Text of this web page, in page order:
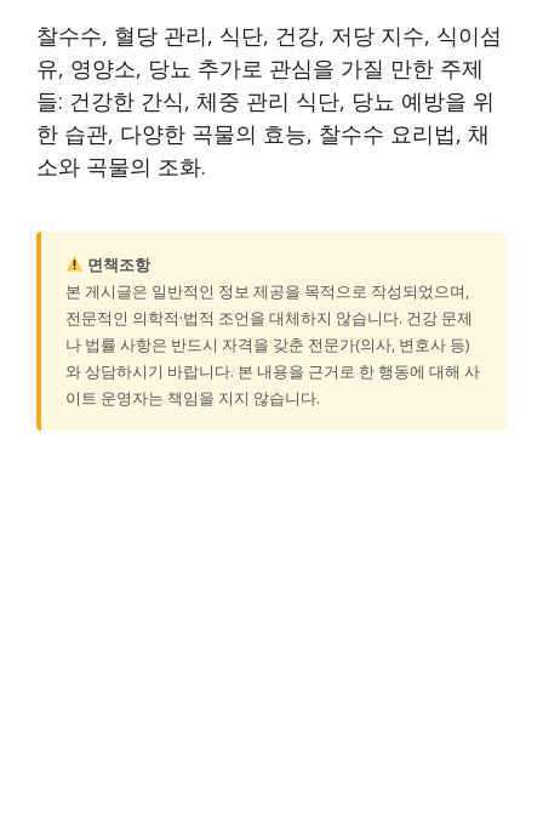
찰수수, 혈당 관리, 식단, 건강, 저당 지수, 식이섬
유, 영양소, 당뇨 추가로 관심을 가질 만한 주제
들: 건강한 간식, 체중 관리 식단, 당뇨 예방을 위
한 습관, 다양한 곡물의 효능, 찰수수 요리법, 채
소와 곡물의 조화.
면책조항
본 게시글은 일반적인 정보 제공을 목적으로 작성되었으며,
전문적인 의학적·법적 조언을 대체하지 않습니다. 건강 문제
나 법률 사항은 반드시 자격을 갖춘 전문가(의사, 변호사 등)
와 상담하시기 바랍니다. 본 내용을 근거로 한 행동에 대해 사
이트 운영자는 책임을 지지 않습니다.